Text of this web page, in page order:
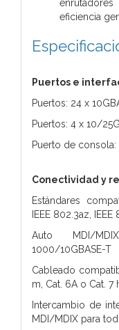
eficiencia
Puertos e
Puertos: 24 x
Puertos: 4 x 10/
Puerto de consola:
Conectividad y
Estándares
IEEE 802.3az,
Auto MDI/
1000/10GBASE-T
Cableado
m, Cat. 6A o Cat. 7
Intercambio de
MDI/MDIX para